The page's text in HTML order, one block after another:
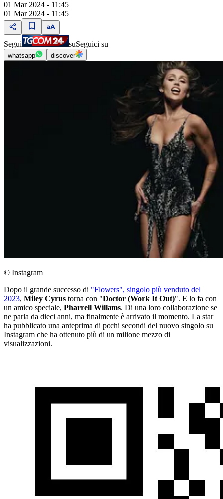
01 Mar 2024 - 11:45
01 Mar 2024 - 11:45
Segui suSeguici su
whatsapp discover
© Instagram
Dopo il grande successo di "Flowers", singolo più venduto del
2023, Miley Cyrus torna con "Doctor (Work It Out)". E lo fa con
un amico speciale, Pharrell Willams. Di una loro collaborazione se
ne parla da dieci anni, ma finalmente è arrivato il momento. La star
ha pubblicato una anteprima di pochi secondi del nuovo singolo su
Instagram che ha ottenuto più di un milione mezzo di
visualizzazioni.